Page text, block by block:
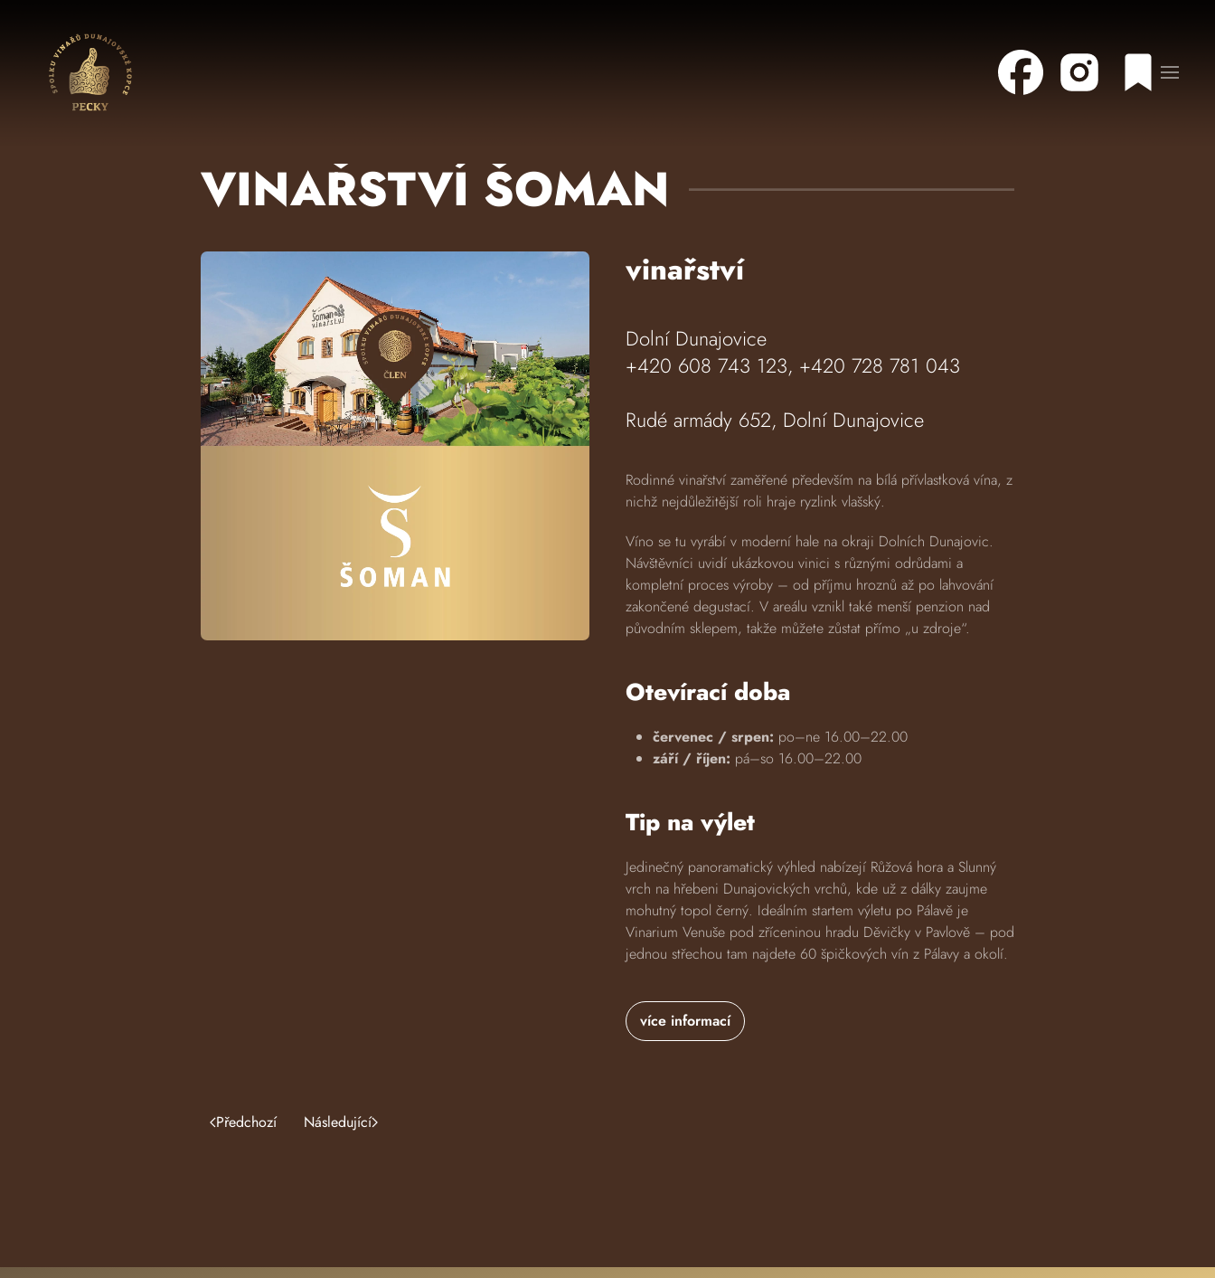
Přejít na hlavní obsah
VINAŘSTVÍ ŠOMAN
vinařství
Dolní Dunajovice
+420 608 743 123, +420 728 781 043
Rudé armády 652, Dolní Dunajovice
Rodinné vinařství zaměřené především na bílá přívlastková vína, z
nichž nejdůležitější roli hraje ryzlink vlašský.
Víno se tu vyrábí v moderní hale na okraji Dolních Dunajovic.
Návštěvníci uvidí ukázkovou vinici s různými odrůdami a
kompletní proces výroby – od příjmu hroznů až po lahvování
zakončené degustací. V areálu vznikl také menší penzion nad
původním sklepem, takže můžete zůstat přímo „u zdroje“.
Otevírací doba
červenec / srpen: po–ne 16.00–22.00
září / říjen: pá–so 16.00–22.00
Tip na výlet
Jedinečný panoramatický výhled nabízejí Růžová hora a Slunný
vrch na hřebeni Dunajovických vrchů, kde už z dálky zaujme
mohutný topol černý. Ideálním startem výletu po Pálavě je
Vinarium Venuše pod zříceninou hradu Děvičky v Pavlově – pod
jednou střechou tam najdete 60 špičkových vín z Pálavy a okolí.
více informací
Předchozí Následující